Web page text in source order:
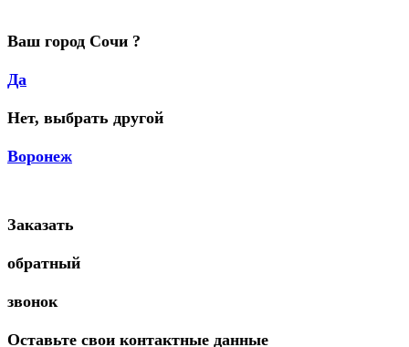
Ваш город Сочи ?
Да
Нет, выбрать другой
Воронеж
Заказать
обратный
звонок
Оставьте свои контактные данные